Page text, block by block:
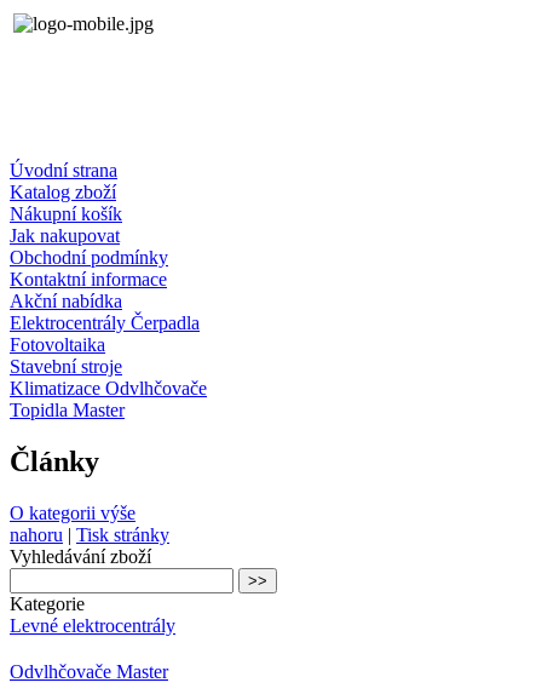
Úvodní strana
Katalog zboží
Nákupní košík
Jak nakupovat
Obchodní podmínky
Kontaktní informace
Akční nabídka
Elektrocentrály Čerpadla
Fotovoltaika
Stavební stroje
Klimatizace Odvlhčovače
Topidla Master
Články
O kategorii výše
nahoru | Tisk stránky
Vyhledávání zboží
Kategorie
Levné elektrocentrály
Odvlhčovače Master